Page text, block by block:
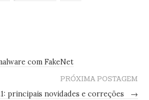
com FakeNet
PRÓXIMA POSTAGEM
principais novidades e correções
→